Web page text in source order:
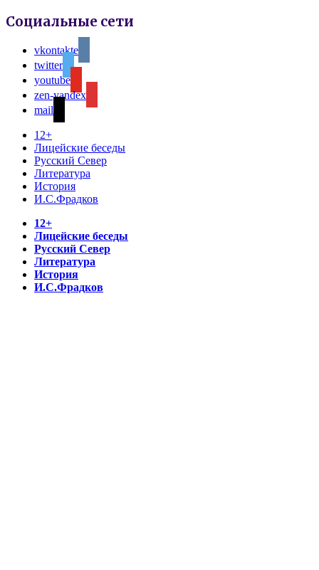
Социальные сети
vkontakte
twitter
youtube
zen-yandex
mail
12+
Лицейские беседы
Русский Север
Литература
История
И.С.Фрадков
12+
Лицейские беседы
Русский Север
Литература
История
И.С.Фрадков